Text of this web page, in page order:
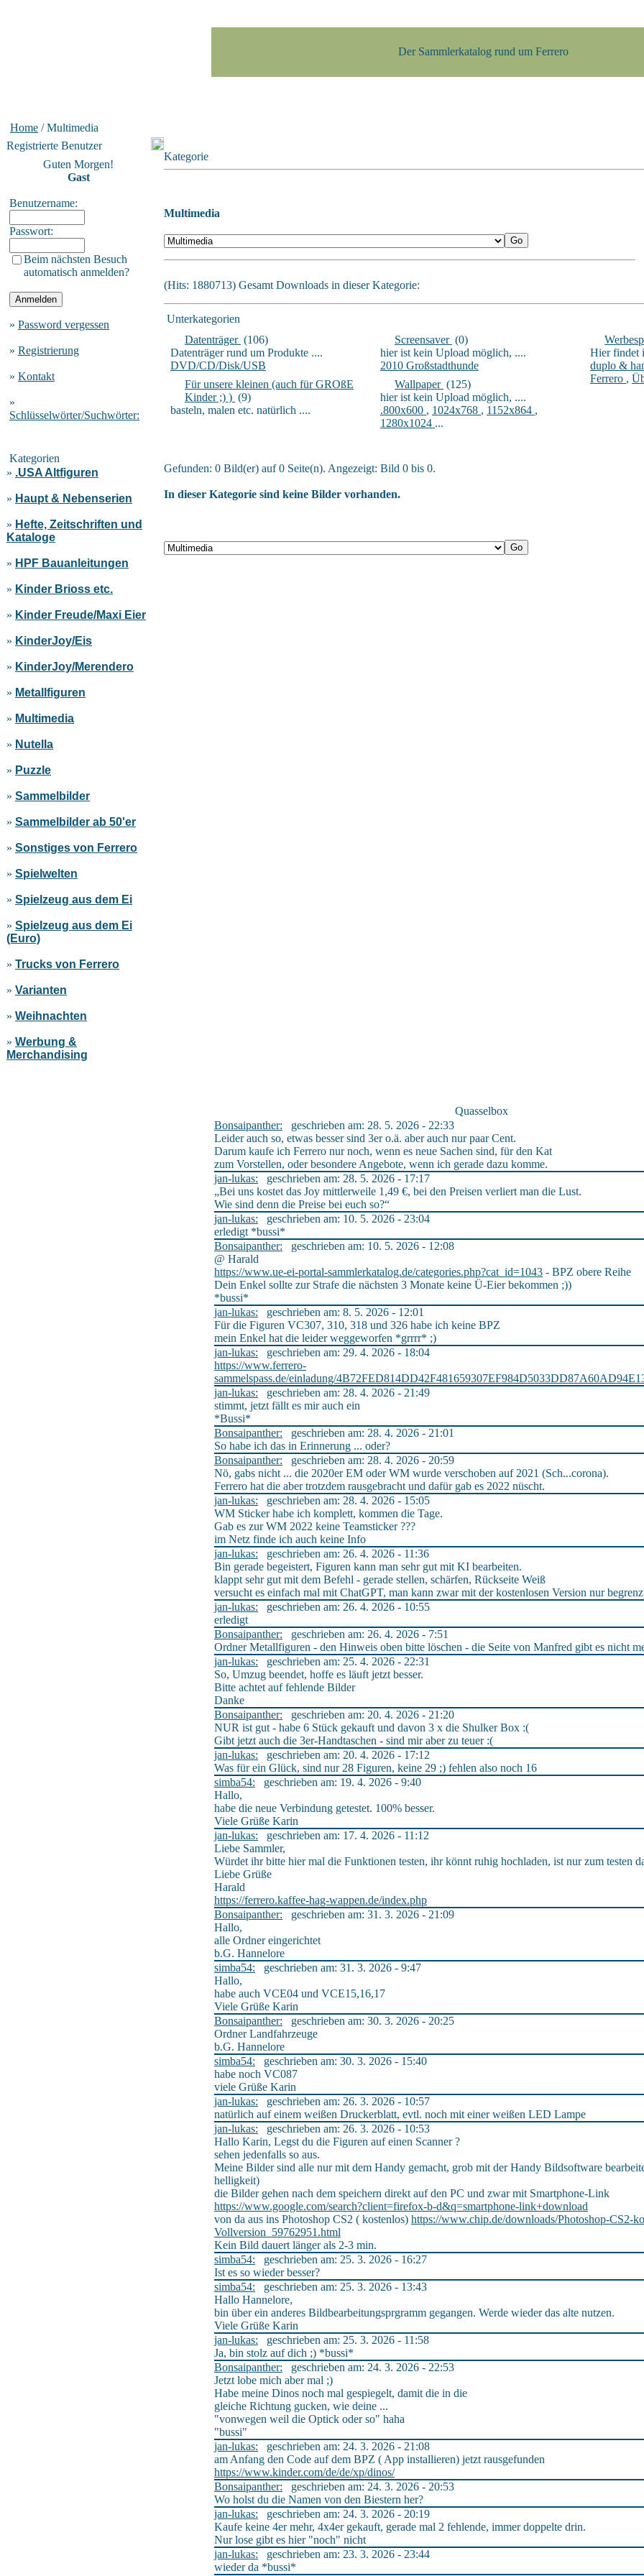
Der Sammlerkatalog rund um Ferrero
Home / Multimedia
Registrierte Benutzer
Guten Morgen!
Gast
Benutzername:
Passwort:
Beim nächsten Besuch
automatisch anmelden?
» Password vergessen
» Registrierung
» Kontakt
»
Schlüsselwörter/Suchwörter:
Kategorien
» .USA Altfiguren
» Haupt & Nebenserien
» Hefte, Zeitschriften und
Kataloge
» HPF Bauanleitungen
» Kinder Brioss etc.
» Kinder Freude/Maxi Eier
» KinderJoy/Eis
» KinderJoy/Merendero
» Metallfiguren
» Multimedia
» Nutella
» Puzzle
» Sammelbilder
» Sammelbilder ab 50'er
» Sonstiges von Ferrero
» Spielwelten
» Spielzeug aus dem Ei
» Spielzeug aus dem Ei
(Euro)
» Trucks von Ferrero
» Varianten
» Weihnachten
» Werbung &
Merchandising
Kategorie
Multimedia
(Hits: 1880713) Gesamt Downloads in dieser Kategorie:
Unterkategorien
Datenträger (106)
Datenträger rund um Produkte ....
DVD/CD/Disk/USB
Für unsere kleinen (auch für GROßE
Kinder ;) ) (9)
basteln, malen etc. natürlich ....
Screensaver (0)
hier ist kein Upload möglich, ....
2010 Großstadthunde
Wallpaper (125)
hier ist kein Upload möglich, ....
.800x600 , 1024x768 , 1152x864 ,
1280x1024 ...
Hier findet
duplo &
Ferrero ,
Gefunden: 0 Bild(er) auf 0 Seite(n). Angezeigt: Bild 0 bis 0.
In dieser Kategorie sind keine Bilder vorhanden.
Quasselbox
Bonsaipanther: geschrieben am: 28. 5. 2026 - 22:33
Leider auch so, etwas besser sind 3er o.ä. aber auch nur paar Cent.
Darum kaufe ich Ferrero nur noch, wenn es neue Sachen sind, für den Kat
zum Vorstellen, oder besondere Angebote, wenn ich gerade dazu komme.
jan-lukas: geschrieben am: 28. 5. 2026 - 17:17
„Bei uns kostet das Joy mittlerweile 1,49 €, bei den Preisen verliert man die Lust.
Wie sind denn die Preise bei euch so?“
jan-lukas: geschrieben am: 10. 5. 2026 - 23:04
erledigt *bussi*
Bonsaipanther: geschrieben am: 10. 5. 2026 - 12:08
@ Harald
https://www.ue-ei-portal-sammlerkatalog.de/categories.php?cat_id=1043 - BPZ obere Reihe
Dein Enkel sollte zur Strafe die nächsten 3 Monate keine Ü-Eier bekommen ;))
*bussi*
jan-lukas: geschrieben am: 8. 5. 2026 - 12:01
Für die Figuren VC307, 310, 318 und 326 habe ich keine BPZ
mein Enkel hat die leider weggeworfen *grrrr* ;)
jan-lukas: geschrieben am: 29. 4. 2026 - 18:04
https://www.ferrero-
sammelspass.de/einladung/
jan-lukas: geschrieben am: 28. 4. 2026 - 21:49
stimmt, jetzt fällt es mir auch ein
*Bussi*
Bonsaipanther: geschrieben am: 28. 4. 2026 - 21:01
So habe ich das in Erinnerung ... oder?
Bonsaipanther: geschrieben am: 28. 4. 2026 - 20:59
Nö, gabs nicht ... die 2020er EM oder WM wurde verschoben auf 2021 (Sch...corona).
Ferrero hat die aber trotzdem rausgebracht und dafür gab es 2022 nüscht.
jan-lukas: geschrieben am: 28. 4. 2026 - 15:05
WM Sticker habe ich komplett, kommen die Tage.
Gab es zur WM 2022 keine Teamsticker ???
im Netz finde ich auch keine Info
jan-lukas: geschrieben am: 26. 4. 2026 - 11:36
Bin gerade begeistert, Figuren kann man sehr gut mit KI bearbeiten.
klappt sehr gut mit dem Befehl - gerade stellen, schärfen, Rückseite Weiß
versucht es einfach mal mit ChatGPT, man kann zwar mit der kostenlosen Version nur
jan-lukas: geschrieben am: 26. 4. 2026 - 10:55
erledigt
Bonsaipanther: geschrieben am: 26. 4. 2026 - 7:51
Ordner Metallfiguren - den Hinweis oben bitte löschen - die Seite von Manfred gibt es nicht
jan-lukas: geschrieben am: 25. 4. 2026 - 22:31
So, Umzug beendet, hoffe es läuft jetzt besser.
Bitte achtet auf fehlende Bilder
Danke
Bonsaipanther: geschrieben am: 20. 4. 2026 - 21:20
NUR ist gut - habe 6 Stück gekauft und davon 3 x die Shulker Box :(
Gibt jetzt auch die 3er-Handtaschen - sind mir aber zu teuer :(
jan-lukas: geschrieben am: 20. 4. 2026 - 17:12
Was für ein Glück, sind nur 28 Figuren, keine 29 ;) fehlen also noch 16
simba54: geschrieben am: 19. 4. 2026 - 9:40
Hallo,
habe die neue Verbindung getestet. 100% besser.
Viele Grüße Karin
jan-lukas: geschrieben am: 17. 4. 2026 - 11:12
Liebe Sammler,
Würdet ihr bitte hier mal die Funktionen testen, ihr könnt ruhig hochladen, ist nur zum testen
Liebe Grüße
Harald
https://ferrero.kaffee-hag-wappen.de/index.php
Bonsaipanther: geschrieben am: 31. 3. 2026 - 21:09
Hallo,
alle Ordner eingerichtet
b.G. Hannelore
simba54: geschrieben am: 31. 3. 2026 - 9:47
Hallo,
habe auch VCE04 und VCE15,16,17
Viele Grüße Karin
Bonsaipanther: geschrieben am: 30. 3. 2026 - 20:25
Ordner Landfahrzeuge
b.G. Hannelore
simba54: geschrieben am: 30. 3. 2026 - 15:40
habe noch VC087
viele Grüße Karin
jan-lukas: geschrieben am: 26. 3. 2026 - 10:57
natürlich auf einem weißen Druckerblatt, evtl. noch mit einer weißen LED Lampe
jan-lukas: geschrieben am: 26. 3. 2026 - 10:53
Hallo Karin, Legst du die Figuren auf einen Scanner ?
sehen jedenfalls so aus.
Meine Bilder sind alle nur mit dem Handy gemacht, grob mit der Handy Bildsoftware
helligkeit)
die Bilder gehen nach dem speichern direkt auf den PC und zwar mit Smartphone-Link
https://www.google.com/search?client=firefox-b-d&q=smartphone-link+download
von da aus ins Photoshop CS2 ( kostenlos) https://www.chip.de/downloads/Photoshop-CS2-
Vollversion_59762951.html
Kein Bild dauert länger als 2-3 min.
simba54: geschrieben am: 25. 3. 2026 - 16:27
Ist es so wieder besser?
simba54: geschrieben am: 25. 3. 2026 - 13:43
Hallo Hannelore,
bin über ein anderes Bildbearbeitungsprgramm gegangen. Werde wieder das alte nutzen.
Viele Grüße Karin
jan-lukas: geschrieben am: 25. 3. 2026 - 11:58
Ja, bin stolz auf dich ;) *bussi*
Bonsaipanther: geschrieben am: 24. 3. 2026 - 22:53
Jetzt lobe mich aber mal ;)
Habe meine Dinos noch mal gespiegelt, damit die in die
gleiche Richtung gucken, wie deine ...
"vonwegen weil die Optick oder so" haha
"bussi"
jan-lukas: geschrieben am: 24. 3. 2026 - 21:08
am Anfang den Code auf dem BPZ ( App installieren) jetzt rausgefunden
https://www.kinder.com/de/de/xp/dinos/
Bonsaipanther: geschrieben am: 24. 3. 2026 - 20:53
Wo holst du die Namen von den Biestern her?
jan-lukas: geschrieben am: 24. 3. 2026 - 20:19
Kaufe keine 4er mehr, 4x4er gekauft, gerade mal 2 fehlende, immer doppelte drin.
Nur lose gibt es hier "noch" nicht
jan-lukas: geschrieben am: 23. 3. 2026 - 23:44
wieder da *bussi*